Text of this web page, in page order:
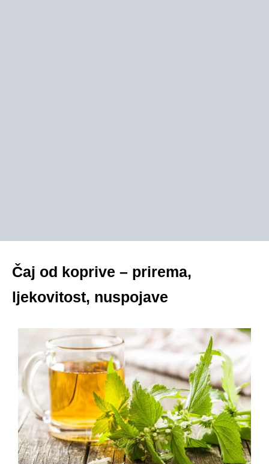
Čaj od koprive – prirema,
ljekovitost, nuspojave